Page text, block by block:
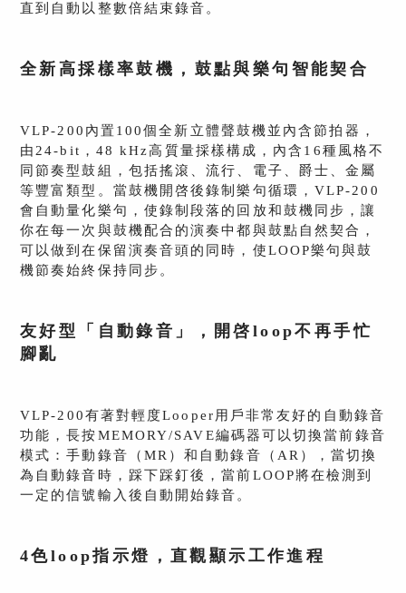
直到自動以整數倍結束錄音。
全新高採樣率鼓機，鼓點與樂句智能契合
VLP-200內置100個全新立體聲鼓機並內含節拍器，
由24-bit，48 kHz高質量採樣構成，內含16種風格不
同節奏型鼓組，包括搖滾、流行、電子、爵士、金屬
等豐富類型。當鼓機開啓後錄制樂句循環，VLP-200
會自動量化樂句，使錄制段落的回放和鼓機同步，讓
你在每一次與鼓機配合的演奏中都與鼓點自然契合，
可以做到在保留演奏音頭的同時，使LOOP樂句與鼓
機節奏始終保持同步。
友好型「自動錄音」，開啓loop不再手忙
腳亂
VLP-200有著對輕度Looper用戶非常友好的自動錄音
功能，長按MEMORY/SAVE編碼器可以切換當前錄音
模式：手動錄音（MR）和自動錄音（AR），當切換
為自動錄音時，踩下踩釘後，當前LOOP將在檢測到
一定的信號輸入後自動開始錄音。
4色loop指示燈，直觀顯示工作進程